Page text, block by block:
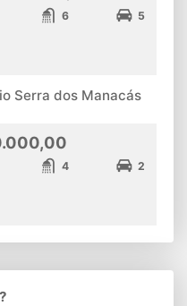
6 5
Serra dos Manacás
4 2